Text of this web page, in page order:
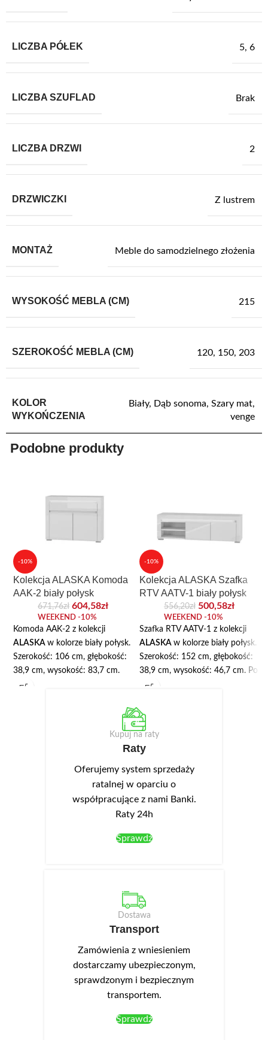
LICZBA PÓŁEK 5, 6
LICZBA SZUFLAD Brak
LICZBA DRZWI 2
DRZWICZKI Z lustrem
MONTAŻ Meble do samodzielnego złożenia
WYSOKOŚĆ MEBLA (CM) 215
SZEROKOŚĆ MEBLA (CM) 120, 150, 203
KOLOR
WYKOŃCZENIA
Biały, Dąb sonoma, Szary mat,
venge
Podobne produkty
-10%
Kolekcja ALASKA Komoda
AAK-2 biały połysk
671,76zł 604,58zł
WEEKEND -10%
Komoda AAK-2 z kolekcji
ALASKA w kolorze biały połysk.
Szerokość: 106 cm, głębokość:
38,9 cm, wysokość: 83,7 cm.
Komoda wyposażona w szufladę
wykonany jest z wysokiej jakości
płyty laminowanej o grubości 16
mm. We frontach wykonano
otwieranie. Opcjonalnie można
dokupić oświetlenie LED NEO-
13 w kolorze białym zimnym,
-10%
Kolekcja ALASKA Szafka
RTV AATV-1 biały połysk
556,20zł 500,58zł
WEEKEND -10%
Szafka RTV AATV-1 z kolekcji
ALASKA w kolorze biały połysk.
Szerokość: 152 cm, głębokość:
38,9 cm, wysokość: 46,7 cm. Po
lewej stronie otwarta półka na
po prawej stronie znajdują się
dwie szafki. Korpus wykonany
jest z wysokiej jakości płyty
laminowanej o grubości 16 mm.
We frontach wykonano
podchwyty ułatwiające
otwieranie. Opcjonalnie można
montowane w wieńcu górnym.
Kupuj na raty
Raty
Oferujemy system sprzedaży
ratalnej w oparciu o
współpracujące z nami Banki.
Raty 24h
Sprawdź
Dostawa
Transport
Zamówienia z wniesieniem
dostarczamy ubezpieczonym,
sprawdzonym i bezpiecznym
transportem.
Sprawdź